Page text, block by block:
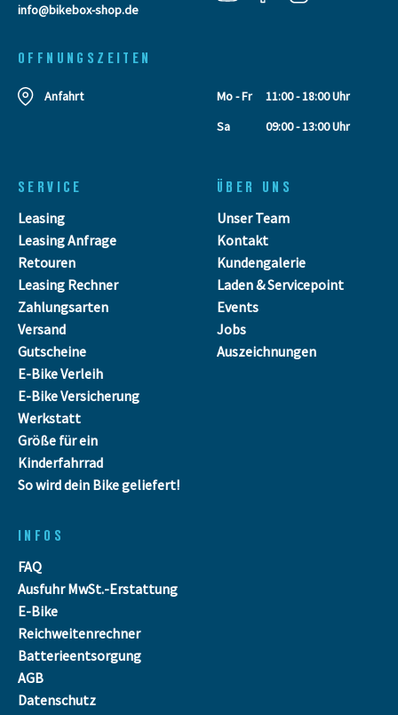
info@bikebox-shop.de
OFFNUNGSZEITEN
Anfahrt Mo - Fr
11:00 - 18:00 Uhr
Sa
09:00 - 13:00 Uhr
SERVICE
Leasing
Leasing Anfrage
Retouren
Leasing Rechner
Zahlungsarten
Versand
Gutscheine
E-Bike Verleih
E-Bike Versicherung
Werkstatt
Größe für ein
Kinderfahrrad
So wird dein Bike geliefert!
ÜBER UNS
Unser Team
Kontakt
Kundengalerie
Laden & Servicepoint
Events
Jobs
Auszeichnungen
INFOS
FAQ
Ausfuhr MwSt.-Erstattung
E-Bike
Reichweitenrechner
Batterieentsorgung
AGB
Datenschutz